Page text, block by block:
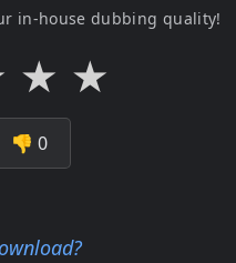
in-house dubbing quality!
★ ★
👎 0